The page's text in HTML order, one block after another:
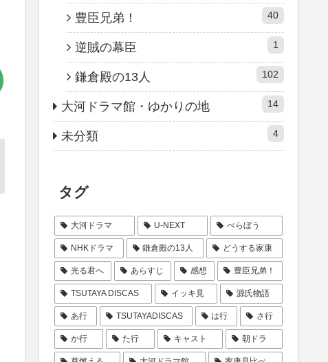
豊臣兄弟！ 40
逆賊の幕臣 1
鎌倉殿の13人 102
大河ドラマ館・ゆかりの地 14
未分類 4
タグ
大河ドラマ U-NEXT べらぼう
NHKドラマ 鎌倉殿の13人 どうする家康
光る君へ あらすじ 感想 豊臣兄弟！
TSUTAYA DISCAS イッキ見 源氏物語
あ行 TSUTAYADISCAS は行 さ行
か行 た行 キャスト 朝ドラ